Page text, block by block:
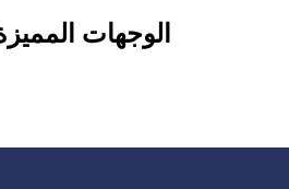
الوجهات